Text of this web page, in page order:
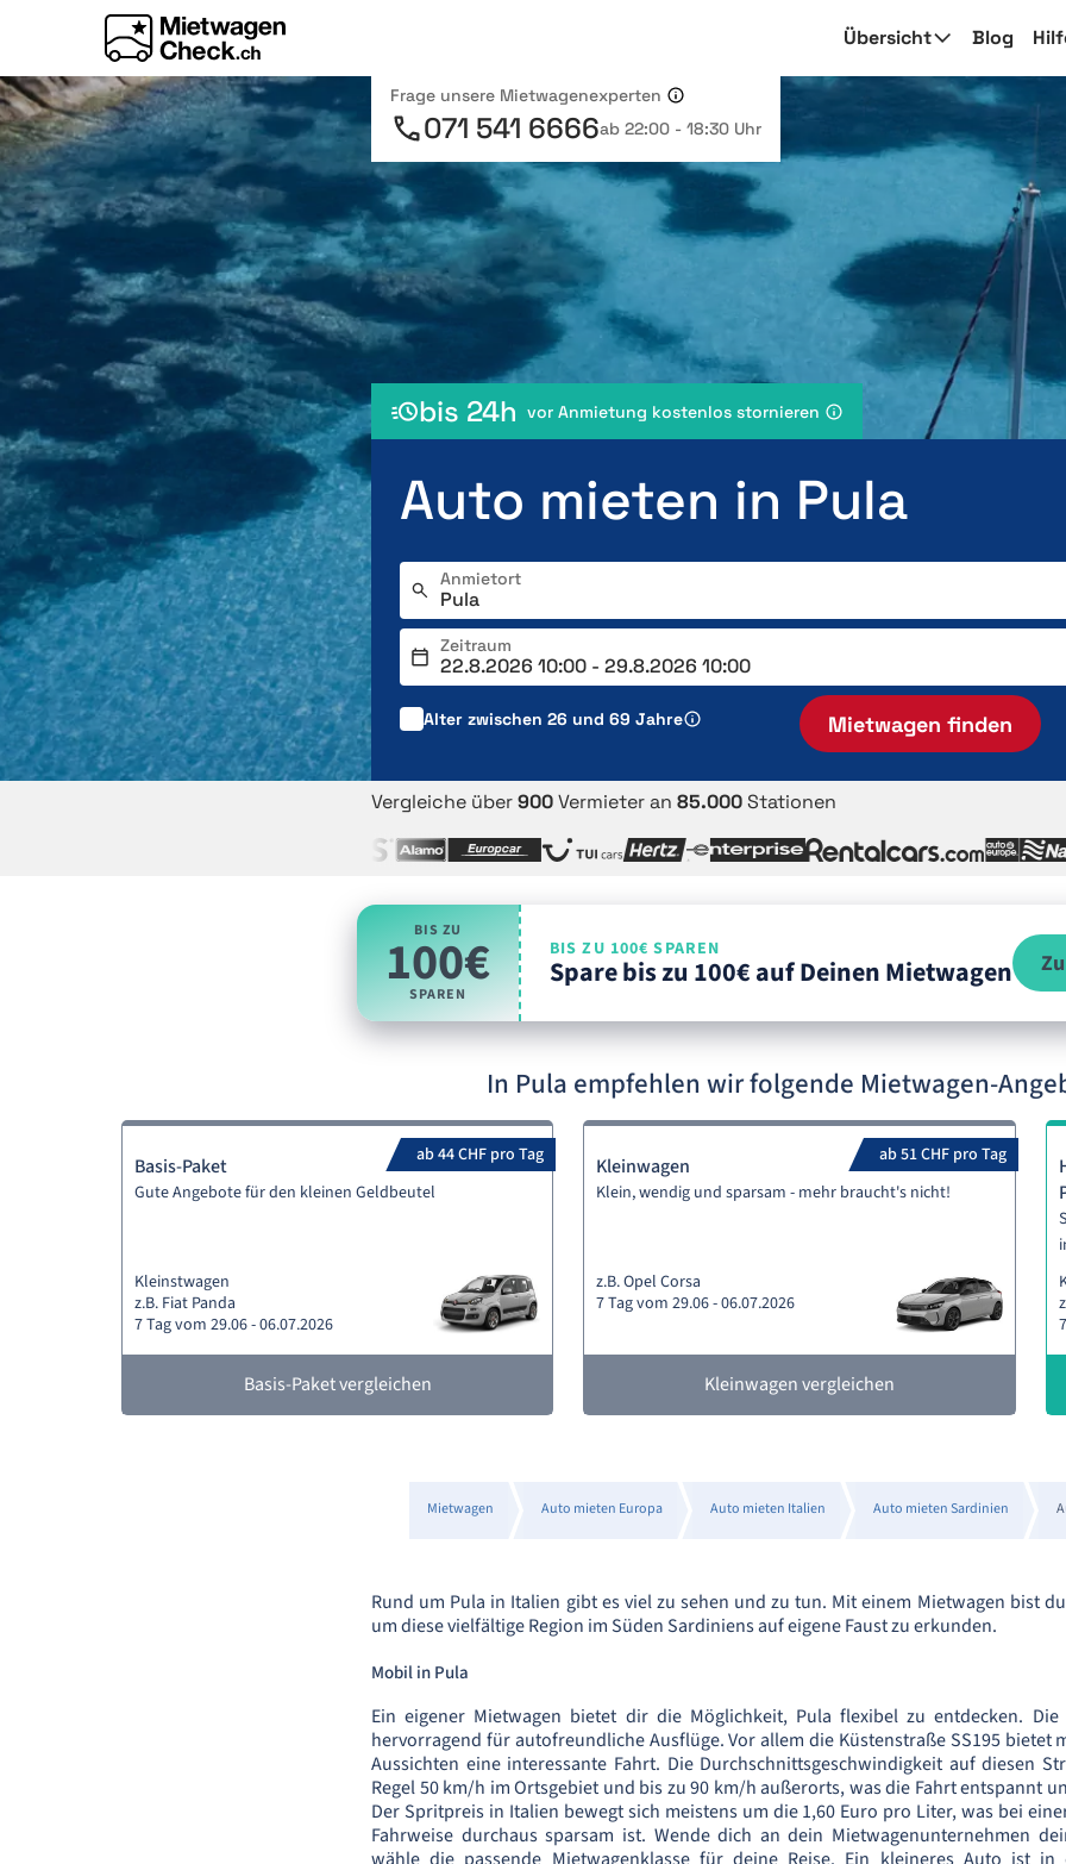
Übersicht Blog
Frage unsere Mietwagenexperten
071 541 6666ab 22:00 - 18:30 Uhr
bis 24h vor Anmietung kostenlos stornieren
Auto mieten in Pula
Anmietort
Zeitraum
Alter zwischen 26 und 69 Jahre Mietwagen finden
Vergleiche über900Vermieter an 85.000Stationen
BIS ZU
100€
SPAREN
BIS ZU 100€ SPAREN
Spare bis zu 100€ auf Deinen Mietwagen
In Pula empfehlen wir folgende Mietwagen-
ab 44 CHF pro Tag
Basis-Paket
Gute Angebote für den kleinen Geldbeutel
Kleinstwagen
z.B. Fiat Panda
7 Tag vom 29.06 - 06.07.2026
Basis-Paket vergleichen
ab 51 CHF pro Tag
Kleinwagen
Klein, wendig und sparsam - mehr braucht's nicht!
z.B. Opel Corsa
7 Tag vom 29.06 - 06.07.2026
Kleinwagen vergleichen
Mietwagen Auto mieten Europa Auto mieten Italien Auto mieten Sardinien
Rund um Pula in Italien gibt es viel zu sehen und zu tun. Mit einem Mietwagen bist
um diese vielfältige Region im Süden Sardiniens auf eigene Faust zu erkunden.
Mobil in Pula
Ein eigener Mietwagen bietet dir die Möglichkeit, Pula flexibel zu entdecken. Die
hervorragend für autofreundliche Ausflüge. Vor allem die Küstenstraße SS195 bietet
Aussichten eine interessante Fahrt. Die Durchschnittsgeschwindigkeit auf diesen
Regel 50 km/h im Ortsgebiet und bis zu 90 km/h außerorts, was die Fahrt entspannt
Der Spritpreis in Italien bewegt sich meistens um die 1,60 Euro pro Liter, was bei
Fahrweise durchaus sparsam ist. Wende dich an dein Mietwagenunternehmen